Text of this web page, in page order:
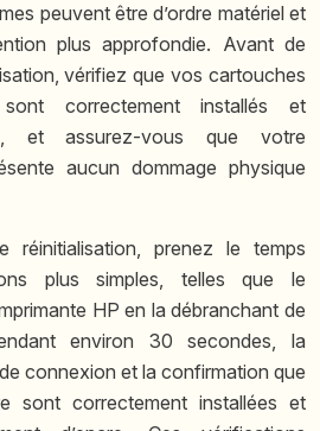
peuvent être d’ordre matériel et
plus approfondie. Avant de
vérifiez que vos cartouches
correctement installés et
et assurez-vous que votre
aucun dommage physique
réinitialisation, prenez le temps
plus simples, telles que le
HP en la débranchant de
environ 30 secondes, la
connexion et la confirmation que
sont correctement installées et